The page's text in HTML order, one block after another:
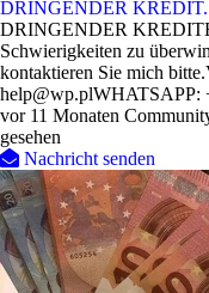
DRINGENDER KREDIT.
DRINGENDER
Schwierigkeiten zu
kontaktieren Sie mich
help@wp.plWHATSAPP:
vor 11 Monaten
gesehen
Nachricht senden